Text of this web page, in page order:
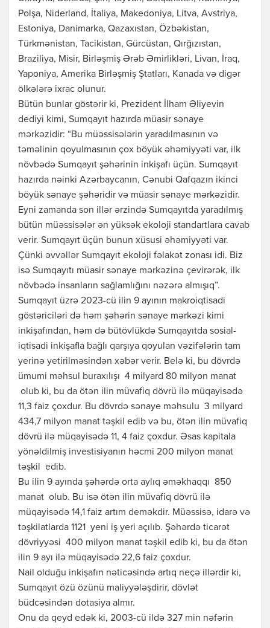
Polşa, Niderland, İtaliya, Makedoniya, Litva, Avstriya,
Estoniya, Danimarka, Qazaxıstan, Özbəkistan,
Türkmənistan, Tacikistan, Gürcüstan, Qırğızıstan,
Braziliya, Misir, Birləşmiş Ərəb Əmirlikləri, Livan, İraq,
Yaponiya, Amerika Birləşmiş Ştatları, Kanada və digər
ölkələrə ixrac olunur.
Bütün bunlar göstərir ki, Prezident İlham Əliyevin
dediyi kimi, Sumqayıt hazırda müasir sənaye
mərkəzidir: “Bu müəssisələrin yaradılmasının və
təməlinin qoyulmasının çox böyük əhəmiyyəti var, ilk
növbədə Sumqayıt şəhərinin inkişafı üçün. Sumqayıt
hazırda nəinki Azərbaycanın, Cənubi Qafqazın ikinci
böyük sənaye şəhəridir və müasir sənaye mərkəzidir.
Eyni zamanda son illər ərzində Sumqayıtda yaradılmış
bütün müəssisələr ən yüksək ekoloji standartlara cavab
verir. Sumqayıt üçün bunun xüsusi əhəmiyyəti var.
Çünki əvvəllər Sumqayıt ekoloji fəlakət zonası idi. Biz
isə Sumqayıtı müasir sənaye mərkəzinə çevirərək, ilk
növbədə insanların sağlamlığını nəzərə almışıq”.
Sumqayıt üzrə 2023-cü ilin 9 ayının makroiqtisadi
göstəriciləri də həm şəhərin sənaye mərkəzi kimi
inkişafından, həm də bütövlükdə Sumqayıtda sosial-
iqtisadi inkişafla bağlı qarşıya qoyulan vəzifələrin tam
yerinə yetirilməsindən xəbər verir. Belə ki, bu dövrdə
ümumi məhsul buraxılışı 4 milyard 80 milyon manat
olub ki, bu da ötən ilin müvafiq dövrü ilə müqayisədə
11,3 faiz çoxdur. Bu dövrdə sənaye məhsulu 3 milyard
434,7 milyon manat təşkil edib və bu, ötən ilin müvafiq
dövrü ilə müqayisədə 11, 4 faiz çoxdur. Əsas kapitala
yönəldilmiş investisiyanın həcmi 200 milyon manat
təşkil edib.
Bu ilin 9 ayında şəhərdə orta aylıq əməkhaqqı 850
manat olub. Bu isə ötən ilin müvafiq dövrü ilə
müqayisədə 14,1 faiz artım deməkdir. Müəssisə, idarə və
təşkilatlarda 1121 yeni iş yeri açılıb. Şəhərdə ticarət
dövriyyəsi 400 milyon manat təşkil edib ki, bu da ötən
ilin 9 ayı ilə müqayisədə 22,6 faiz çoxdur.
Nail olduğu inkişafın nəticəsində artıq neçə illərdir ki,
Sumqayıt özü özünü maliyyələşdirir, dövlət
büdcəsindən dotasiya almır.
Onu da qeyd edək ki, 2003-cü ildə 327 min nəfərin